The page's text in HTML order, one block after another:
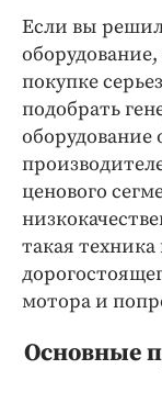
Если вы
покупке
подобрать
оборудование
ценового
такая
мотора и
Основные